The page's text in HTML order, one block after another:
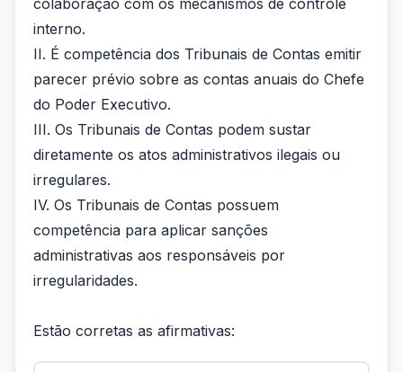
colaboração com os mecanismos de controle
interno.
II. É competência dos Tribunais de Contas emitir
parecer prévio sobre as contas anuais do Chefe
do Poder Executivo.
III. Os Tribunais de Contas podem sustar
diretamente os atos administrativos ilegais ou
irregulares.
IV. Os Tribunais de Contas possuem
competência para aplicar sanções
administrativas aos responsáveis por
irregularidades.
Estão corretas as afirmativas: